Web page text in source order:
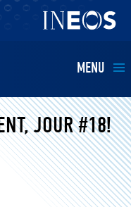
MENU
JOUR #18!